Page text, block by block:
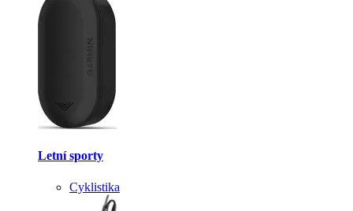
Letní sporty
Cyklistika